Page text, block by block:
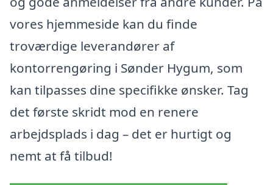
vores hjemmeside kan du finde
troværdige leverandører af
kontorrengøring i Sønder Hygum, som
kan tilpasses dine specifikke ønsker. Tag
det første skridt mod en renere
arbejdsplads i dag – det er hurtigt og
nemt at få tilbud!